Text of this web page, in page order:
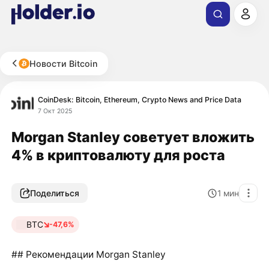
Новости Bitcoin
CoinDesk: Bitcoin, Ethereum, Crypto News and Price Data
7 Окт 2025
Morgan Stanley советует вложить
4% в криптовалюту для роста
Поделиться 1 мин
BTC -47,6%
## Рекомендации Morgan Stanley